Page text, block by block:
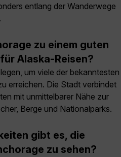
entlang der Wanderwege
zu einem guten
Alaska-Reisen?
um viele der bekanntesten
erreichen. Die Stadt verbindet
mit unmittelbarer Nähe zur
Berge und Nationalparks.
gibt es, die
zu sehen?